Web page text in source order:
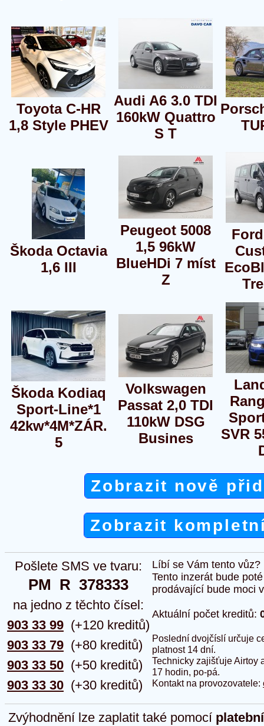
Toyota C-HR
1,8 Style PHEV
Audi A6 3.0 TDI
160kW Quattro
S T
Škoda Octavia
1,6 III
Peugeot 5008
1,5 96kW
BlueHDi 7 míst
Z
Škoda Kodiaq
Sport-Line*1
42kw*4M*ZÁR.
5
Volkswagen
Passat 2,0 TDI
110kW DSG
Busines
SVR
Zobrazit nově
Zobrazit
Pošlete SMS ve tvaru:
PM  R  378333
na jedno z těchto čísel:
903 33 99
903 33 79
903 33 50
903 33 30
(+120 kreditů)
(+80 kreditů)
(+50 kreditů)
(+30 kreditů)
Líbí se Vám tento
Tento inzerát bude
prodávající bude moci
Aktuální počet kreditů:
Poslední dvojčíslí určuje
platnost 14 dní.
Technicky zajišťuje Airtoy
17 hodin, po-pá.
Kontakt na provozovatele:
Zvýhodnění lze zaplatit také pomocí